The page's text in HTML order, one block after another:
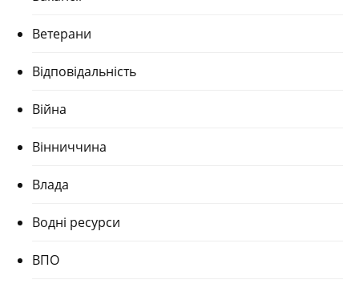
Ветерани
Відповідальність
Війна
Вінниччина
Влада
Водні ресурси
ВПО